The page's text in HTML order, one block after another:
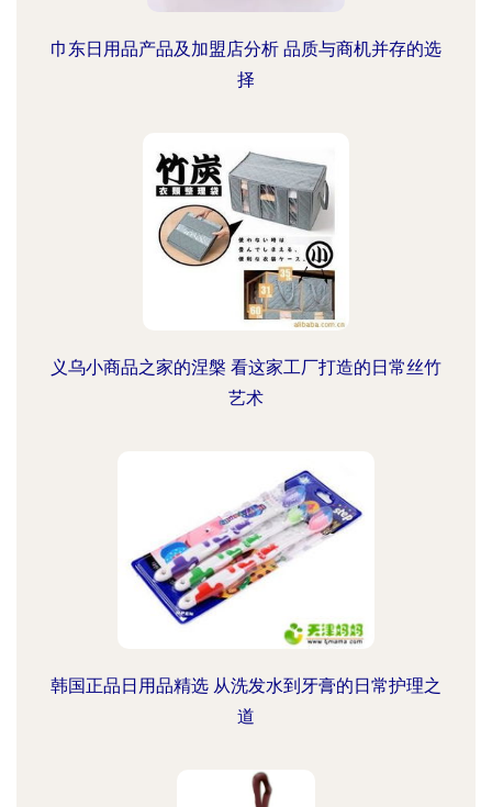
巾东日用品产品及加盟店分析 品质与商机并存的选
择
义乌小商品之家的涅槃 看这家工厂打造的日常丝竹
艺术
韩国正品日用品精选 从洗发水到牙膏的日常护理之
道